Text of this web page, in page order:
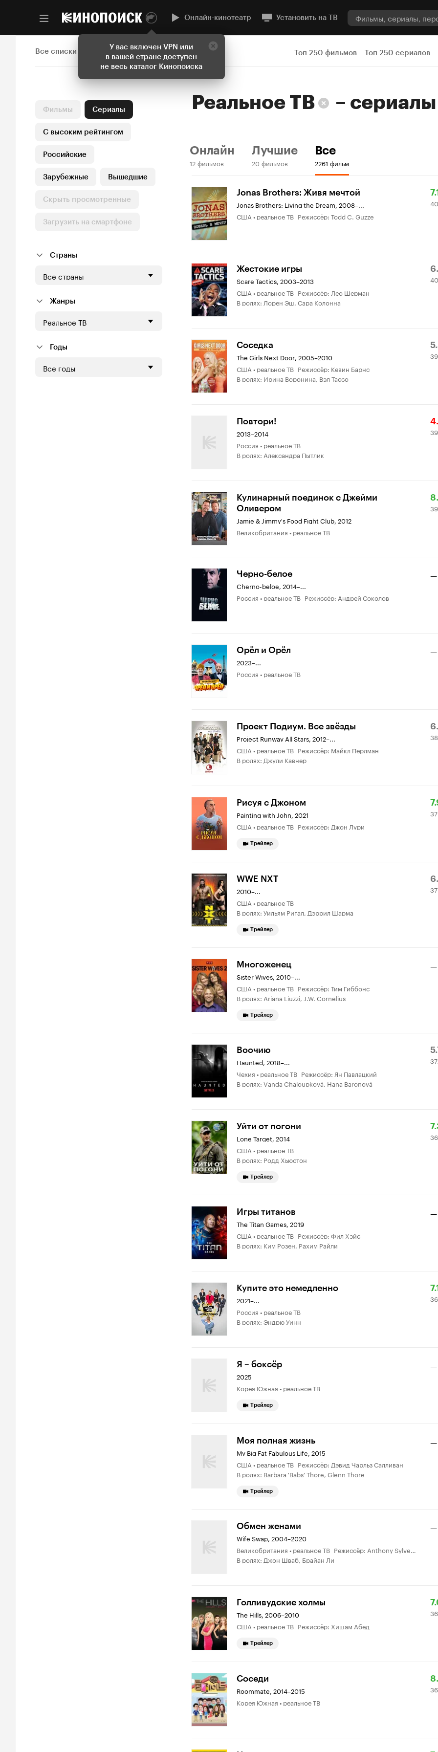
У вас включен VPN или
в вашей стране доступен
не весь каталог Кинопоиска
Онлайн-кинотеатр Установить на ТВ
Все списки Топ 250 фильмов Топ 250 сериалов
Фильмы Сериалы
С высоким рейтингом
Российские
Зарубежные Вышедшие
Скрыть просмотренные
Загрузить на смартфоне
Страны
Все страны
Жанры
Реальное ТВ
Годы
Все годы
Реальное ТВ – сериалы
Онлайн
12 фильмов
Лучшие
20 фильмов
Все
2261 фильм
Jonas Brothers: Живя мечтой
Jonas Brothers: Living the Dream, 2008–...
США • реальное ТВ Режиссёр: Todd C. Guzze
Жестокие игры
Scare Tactics, 2003–2013
США • реальное ТВ Режиссёр: Лео Шерман
В ролях: Лорен Эш, Сара Колонна
Соседка
The Girls Next Door, 2005–2010
США • реальное ТВ Режиссёр: Кевин Барнс
В ролях: Ирина Воронина, Вэл Тассо
Повтори!
2013–2014
Россия • реальное ТВ
В ролях: Александра Пытлик
Кулинарный поединок с Джейми
Оливером
Jamie & Jimmy's Food Fight Club, 2012
Великобритания • реальное ТВ
Черно-белое
Cherno-beloe, 2014–...
Россия • реальное ТВ Режиссёр: Андрей Соколов
—
Орёл и Орёл
2023–...
Россия • реальное ТВ
—
Проект Подиум. Все звёзды
Project Runway All Stars, 2012–...
США • реальное ТВ Режиссёр: Майкл Перлман
В ролях: Джули Кавнер
Рисуя с Джоном
Painting with John, 2021
США • реальное ТВ Режиссёр: Джон Лури
Трейлер
WWE NXT
2010–...
США • реальное ТВ
В ролях: Уильям Ригал, Дэррил Шарма
Трейлер
Многоженец
Sister Wives, 2010–...
США • реальное ТВ Режиссёр: Тим Гиббонс
В ролях: Ariana Liuzzi, J.W. Cornelius
—
Трейлер
Воочию
Haunted, 2018–...
Чехия • реальное ТВ Режиссёр: Ян Павлацкий
В ролях: Vanda Chaloupková, Hana Baronová
Уйти от погони
Lone Target, 2014
США • реальное ТВ
В ролях: Родд Хьюстон
Трейлер
Игры титанов
The Titan Games, 2019
США • реальное ТВ Режиссёр: Фил Хэйс
В ролях: Ким Розен, Рахим Райли
—
Купите это немедленно
2021–...
Россия • реальное ТВ
В ролях: Эндрю Уинн
Я – боксёр
2025
Корея Южная • реальное ТВ
—
Трейлер
Моя полная жизнь
My Big Fat Fabulous Life, 2015
США • реальное ТВ Режиссёр: Дэвид Чарльз Салливан
В ролях: Barbara 'Babs' Thore, Glenn Thore
—
Трейлер
Обмен женами
Wife Swap, 2004–2020
Великобритания • реальное ТВ Режиссёр: Anthony Sylvester
В ролях: Джон Шваб, Брайан Ли
—
Голливудские холмы
The Hills, 2006–2010
США • реальное ТВ Режиссёр: Хишам Абед
Трейлер
Соседи
Roommate, 2014–2015
Корея Южная • реальное ТВ